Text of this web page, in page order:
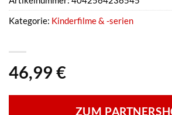
46,99 €
ZUM
Kategorie: Kinderfilme & -serien